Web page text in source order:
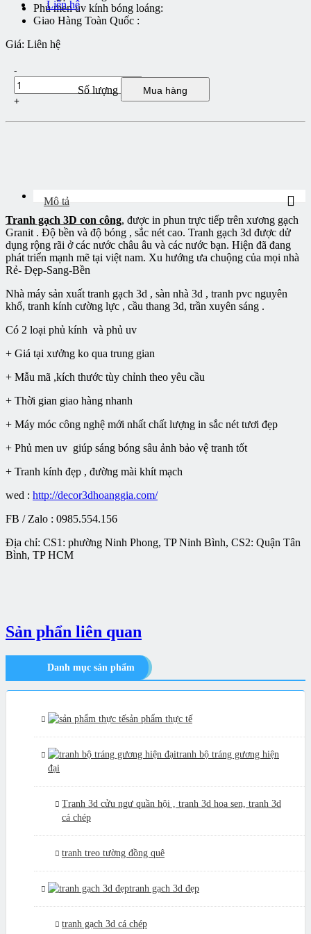
Liên hệ
Phủ men uv kính bóng loáng:
Giao Hàng Toàn Quốc :
Giá: Liên hệ
Số lượng
-
+
Mua hàng
Mô tả
Tranh gạch 3D con công, được in phun trực tiếp trên xương gạch
Granit . Độ bền và độ bóng , sắc nét cao. Tranh gạch 3d được dử
dụng rộng rãi ở các nước châu âu và các nước bạn. Hiện đã đang
phát triển mạnh mẽ tại việt nam. Xu hướng ưa chuộng của mọi nhà
Rẻ- Đẹp-Sang-Bền
Nhà máy sản xuất tranh gạch 3d , sàn nhà 3d , tranh pvc nguyên
khổ, tranh kính cường lực , cầu thang 3d, trần xuyên sáng .
Có 2 loại phủ kính và phủ uv
+ Giá tại xưởng ko qua trung gian
+ Mẫu mã ,kích thước tùy chỉnh theo yêu cầu
+ Thời gian giao hàng nhanh
+ Máy móc công nghệ mới nhất chất lượng in sắc nét tươi đẹp
+ Phủ men uv giúp sáng bóng sâu ảnh bảo vệ tranh tốt
+ Tranh kính đẹp , đường mài khít mạch
wed : http://decor3dhoanggia.com/
FB / Zalo : 0985.554.156
Địa chỉ: CS1: phường Ninh Phong, TP Ninh Bình, CS2: Quận Tân
Bình, TP HCM
Sản phẩn liên quan
Danh mục sản phẩm
sản phẩm thực tế
tranh bộ tráng gương hiện
đại
Tranh 3d cửu ngư quần hội , tranh 3d hoa sen, tranh 3d
cá chép
tranh treo tường đồng quê
tranh gạch 3d đẹp
tranh gạch 3d cá chép